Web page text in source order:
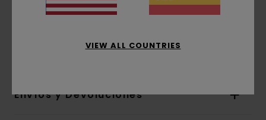
corporativo en el pecho
Envíos y Devoluciones
VIEW ALL COUNTRIES